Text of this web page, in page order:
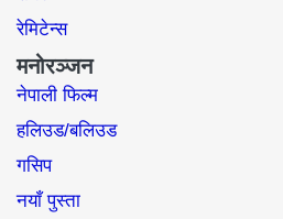
रेमिटेन्स
मनोरञ्जन
नेपाली फिल्म
हलिउड/बलिउड
गसिप
नयाँ पुस्ता